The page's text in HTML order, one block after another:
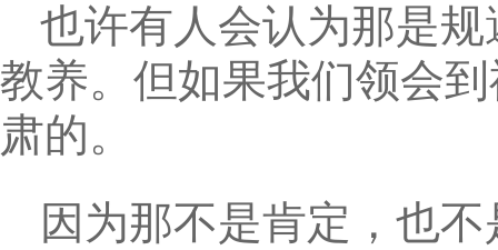
也许有人会认为那是
教养。但如果我们领会
肃的。
因为那不是肯定，也